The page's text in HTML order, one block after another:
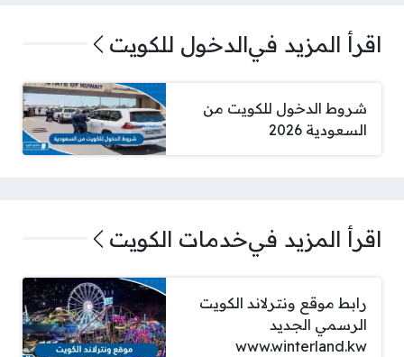
اقرأ المزيد فيالدخول للكويت
شروط الدخول للكويت من
السعودية 2026
اقرأ المزيد فيخدمات الكويت
رابط موقع ونترلاند الكويت
الرسمي الجديد
www.winterland.kw